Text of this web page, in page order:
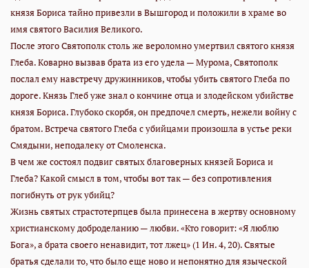
князя Бориса тайно привезли в Вышгород и положили в храме во
имя святого Василия Великого.
После этого Святополк столь же вероломно умертвил святого князя
Глеба. Коварно вызвав брата из его удела — Мурома, Святополк
послал ему навстречу дружинников, чтобы убить святого Глеба по
дороге. Князь Глеб уже знал о кончине отца и злодейском убийстве
князя Бориса. Глубоко скорбя, он предпочел смерть, нежели войну с
братом. Встреча святого Глеба с убийцами произошла в устье реки
Смядыни, неподалеку от Смоленска.
В чем же состоял подвиг святых благоверных князей Бориса и
Глеба? Какой смысл в том, чтобы вот так — без сопротивления
погибнуть от рук убийц?
Жизнь святых страстотерпцев была принесена в жертву основному
христианскому доброделанию — любви. «Кто говорит: «Я люблю
Бога», а брата своего ненавидит, тот лжец» (1 Ин. 4, 20). Святые
братья сделали то, что было еще ново и непонятно для языческой